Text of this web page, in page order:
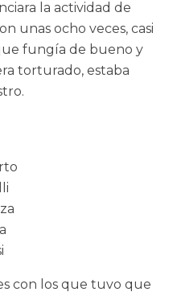
la actividad de
unas ocho veces, casi
fungía de bueno y
torturado, estaba
con los que tuvo que